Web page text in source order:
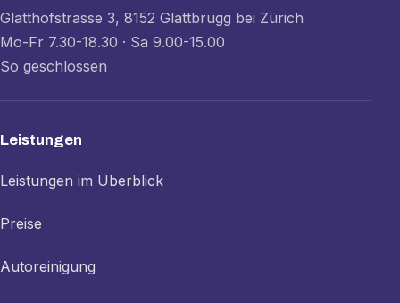
Glatthofstrasse 3, 8152 Glattbrugg bei Zürich
Mo-Fr 7.30-18.30 · Sa 9.00-15.00
So geschlossen
Leistungen
Leistungen im Überblick
Preise
Autoreinigung